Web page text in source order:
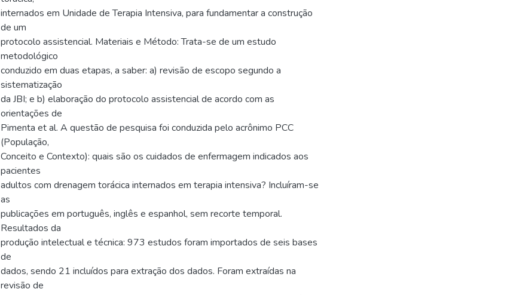
internados em Unidade de Terapia Intensiva, para fundamentar a construção
de um
protocolo assistencial. Materiais e Método: Trata-se de um estudo
metodológico
conduzido em duas etapas, a saber: a) revisão de escopo segundo a
sistematização
da JBI; e b) elaboração do protocolo assistencial de acordo com as
orientações de
Pimenta et al. A questão de pesquisa foi conduzida pelo acrônimo PCC
(População,
Conceito e Contexto): quais são os cuidados de enfermagem indicados aos
pacientes
adultos com drenagem torácica internados em terapia intensiva? Incluíram-se
as
publicações em português, inglês e espanhol, sem recorte temporal.
Resultados da
produção intelectual e técnica: 973 estudos foram importados de seis bases
de
dados, sendo 21 incluídos para extração dos dados. Foram extraídas na
revisão de